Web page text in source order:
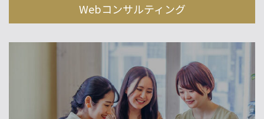
Webコンサルティング